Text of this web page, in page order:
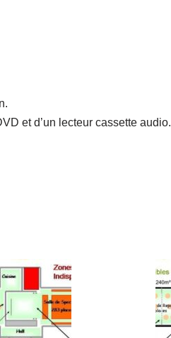
et d’un lecteur cassette audio.